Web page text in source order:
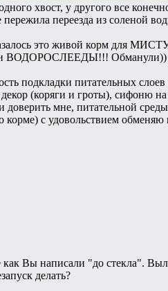
хвост, у другого все
переезда из соленой
это живой корм для
ВОДОРОСЛЕЕДЫ!!! Обманули))
подкладки питательных
(коряги и гроты), сифоню
мне, питательной
с удовольствием
Вы написали "до стекла".
делать?